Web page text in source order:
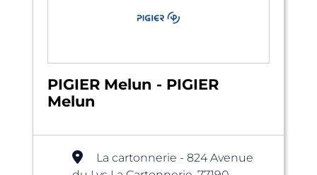
PIGIER Melun - PIGIER
Melun
La cartonnerie - 824 Avenue